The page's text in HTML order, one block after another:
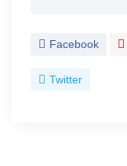
Facebook
Twitter